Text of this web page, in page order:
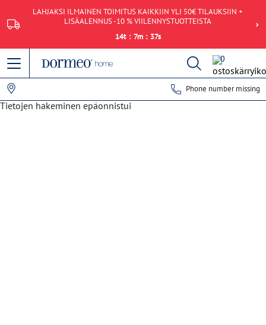
LAHJAKSI ILMAINEN TOIMITUS KAIKKIIN YLI 50€ TILAUKSIIN +
LISÄALENNUS -10 % VIILENNYSTUOTTEISTA
14t : 7m : 37s
0
Phone number missing
Tietojen hakeminen epäonnistui